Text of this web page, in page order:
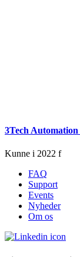
3Tech
Kunne i 2022 fejre
FAQ
Support
Events
Nyheder
Om os